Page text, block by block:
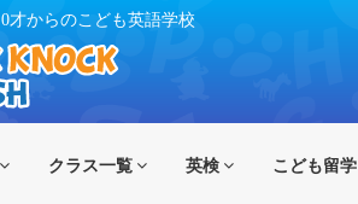
0才からのこども英語学校
クラス一覧 英検 こども留学